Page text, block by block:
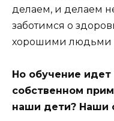
делаем, и делаем
заботимся о
хорошими людьми
Но обучение
собственном
наши дети? Наши